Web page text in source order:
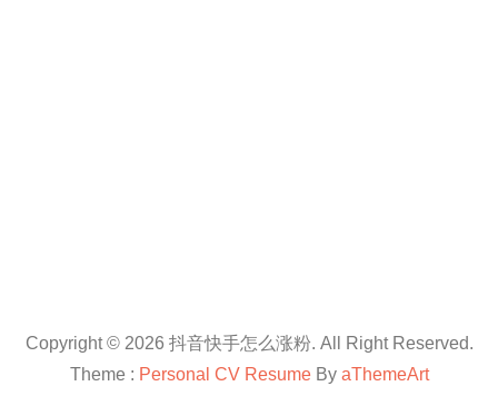
Copyright © 2026 抖音快手怎么涨粉. All Right Reserved.
Theme : Personal CV ResumeBy aThemeArt